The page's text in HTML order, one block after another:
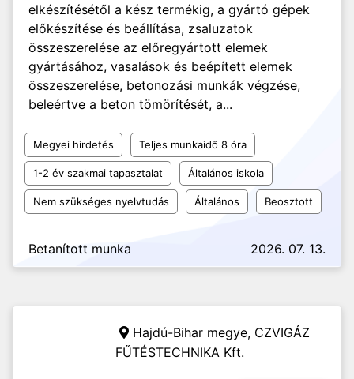
elkészítésétől a kész termékig, a gyártó gépek
előkészítése és beállítása, zsaluzatok
összeszerelése az előregyártott elemek
gyártásához, vasalások és beépített elemek
összeszerelése, betonozási munkák végzése,
beleértve a beton tömörítését, a...
Megyei hirdetés Teljes munkaidő 8 óra
1-2 év szakmai tapasztalat Általános iskola
Nem szükséges nyelvtudás Általános Beosztott
Betanított munka 2026. 07. 13.
Hajdú-Bihar megye, CZVIGÁZ
FŰTÉSTECHNIKA Kft.